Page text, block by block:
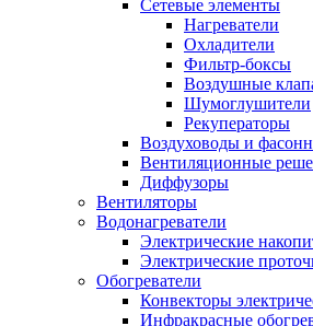
Сетевые элементы
Нагреватели
Охладители
Фильтр-боксы
Воздушные
Шумоглушители
Рекуператоры
Воздуховоды и
Вентиляционные
Диффузоры
Вентиляторы
Водонагреватели
Электрические
Электрические
Обогреватели
Конвекторы
Инфракрасные